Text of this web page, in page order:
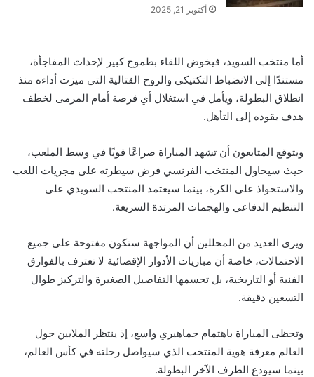
أكتوبر 21, 2025
أما منتخب السويد، فيخوض اللقاء بطموح كبير لإحداث المفاجأة،
مستندًا إلى الانضباط التكتيكي والروح القتالية التي ميزت أداءه منذ
انطلاق البطولة، ويأمل في استغلال أي فرصة أمام المرمى لخطف
هدف يقوده إلى التأهل.
ويتوقع المتابعون أن تشهد المباراة صراعًا قويًا في وسط الملعب،
حيث سيحاول المنتخب الفرنسي فرض سيطرته على مجريات اللعب
والاستحواذ على الكرة، بينما سيعتمد المنتخب السويدي على
التنظيم الدفاعي والهجمات المرتدة السريعة.
ويرى العديد من المحللين أن المواجهة ستكون مفتوحة على جميع
الاحتمالات، خاصة أن مباريات الأدوار الإقصائية لا تعترف بالفوارق
الفنية أو التاريخية، بل تحسمها التفاصيل الصغيرة والتركيز طوال
التسعين دقيقة.
وتحظى المباراة باهتمام جماهيري واسع، إذ ينتظر الملايين حول
العالم معرفة هوية المنتخب الذي سيواصل رحلته في كأس العالم،
بينما سيودع الطرف الآخر البطولة.